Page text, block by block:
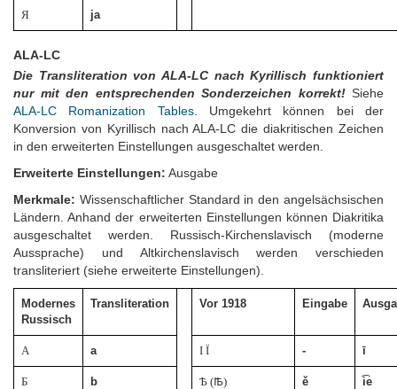
Я ja
ALA-LC
Die Transliteration von ALA-LC nach Kyrillisch funktioniert
nur mit den entsprechenden Sonderzeichen korrekt!Siehe
ALA-LC Romanization Tables. Umgekehrt können bei der
Konversion von Kyrillisch nach ALA-LC die diakritischen Zeichen
in den erweiterten Einstellungen ausgeschaltet werden.
Erweiterte Einstellungen: Ausgabe
Merkmale: Wissenschaftlicher Standard in den angelsächsischen
Ländern. Anhand der erweiterten Einstellungen können Diakritika
ausgeschaltet werden. Russisch-Kirchenslavisch (moderne
Aussprache) und Altkirchenslavisch werden verschieden
transliteriert (siehe erweiterte Einstellungen).
Modernes
Russisch
Transliteration Vor 1918 Eingabe
А a І Ї - ī
Б b Ѣ (Ꙓ) ě i͡e